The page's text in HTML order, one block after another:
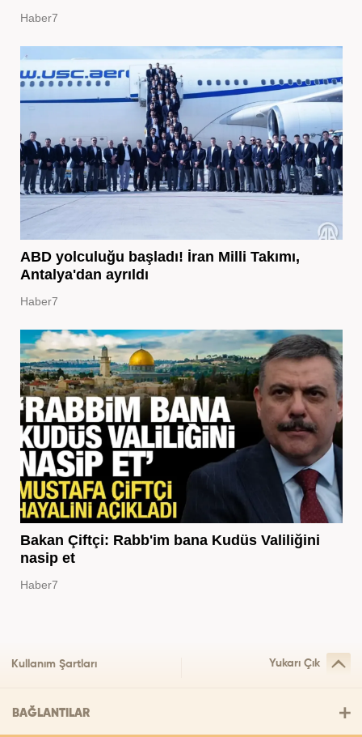
Haber7
ABD yolculuğu başladı! İran Milli Takımı,
Antalya'dan ayrıldı
Haber7
Bakan Çiftçi: Rabb'im bana Kudüs Valiliğini
nasip et
Haber7
Kullanım Şartları Yukarı Çık
BAĞLANTILAR